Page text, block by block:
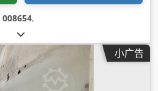
008654,
小广告